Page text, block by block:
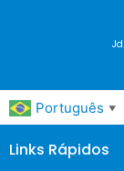
Português ▼
Links Rápidos